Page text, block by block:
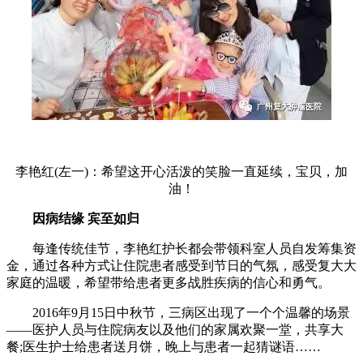
李艳红(左一)：希望这开心活泼的笑脸一直延续，宝贝，加
油！
因病结缘 宾至如归
每逢传统佳节，李艳红护长都会带领科室人员自发筹集资
金，通过各种方式让住院患者感受到节日的气氛，感受复大大
家庭的温暖，希望带给患者更多战胜疾病的信心和勇气。
2016年9月15日中秋节，三病区出现了一个个温馨的场景
——医护人员与住院病友以及他们的家属欢聚一堂，共享大
餐;医生护士给患者送月饼，晚上与患者一起猜谜语……